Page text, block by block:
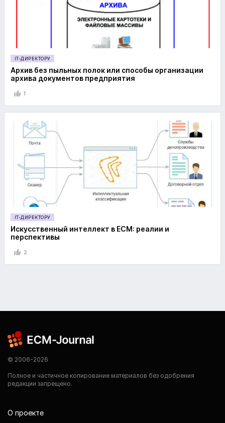
IT-ДИРЕКТОРУ
Архив без пыльных полок или способы организации
архива документов предприятия
1
IT-ДИРЕКТОРУ
Искусственный интеллект в ECM: реалии и
перспективы
2
© 2006-2026
Полное и частичное копирование материалов без одобрения
редакции запрещено.
О проекте